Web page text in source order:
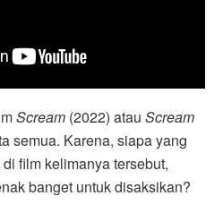
Scream (2022) atau Scream
semua. Karena, siapa yang
film kelimanya tersebut,
banget untuk disaksikan?